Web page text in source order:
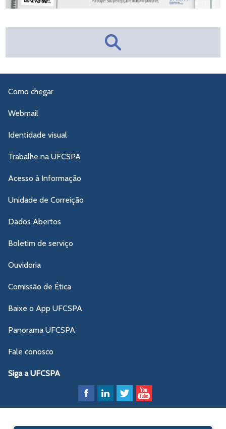
Como chegar
Webmail
Identidade visual
Trabalhe na UFCSPA
Acesso à Informação
Unidade de Correição
Dados Abertos
Boletim de serviço
Ouvidoria
Comissão de Ética
Baixe o App UFCSPA
Panorama UFCSPA
Fale conosco
Siga a UFCSPA